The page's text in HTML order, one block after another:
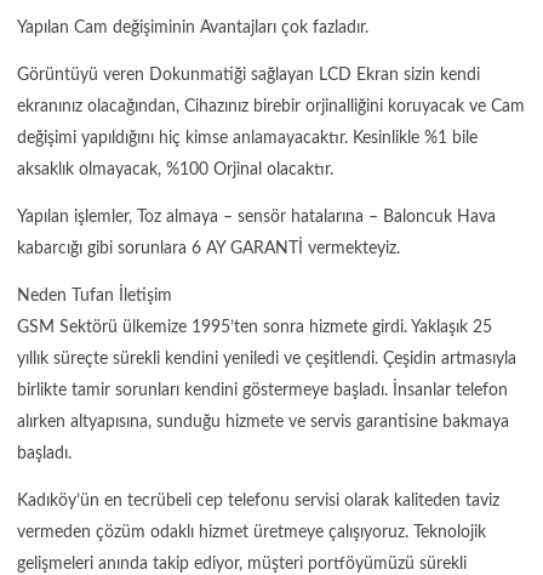
Yapılan Cam değişiminin Avantajları çok fazladır.
Görüntüyü veren Dokunmatiği sağlayan LCD Ekran sizin kendi
ekranınız olacağından, Cihazınız birebir orjinalliğini koruyacak ve Cam
değişimi yapıldığını hiç kimse anlamayacaktır. Kesinlikle %1 bile
aksaklık olmayacak, %100 Orjinal olacaktır.
Yapılan işlemler, Toz almaya – sensör hatalarına – Baloncuk Hava
kabarcığı gibi sorunlara 6 AY GARANTİ vermekteyiz.
Neden Tufan İletişim
GSM Sektörü ülkemize 1995’ten sonra hizmete girdi. Yaklaşık 25
yıllık süreçte sürekli kendini yeniledi ve çeşitlendi. Çeşidin artmasıyla
birlikte tamir sorunları kendini göstermeye başladı. İnsanlar telefon
alırken altyapısına, sunduğu hizmete ve servis garantisine bakmaya
başladı.
Kadıköy’ün en tecrübeli cep telefonu servisi olarak kaliteden taviz
vermeden çözüm odaklı hizmet üretmeye çalışıyoruz. Teknolojik
gelişmeleri anında takip ediyor, müşteri portföyümüzü sürekli